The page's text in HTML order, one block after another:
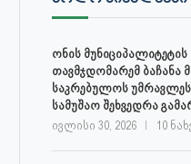
ონის
თავმჯდომარემ ბაჩანა
საკრებულოს
სამუშაო შეხვედრა
ივლისი 30, 2026 10